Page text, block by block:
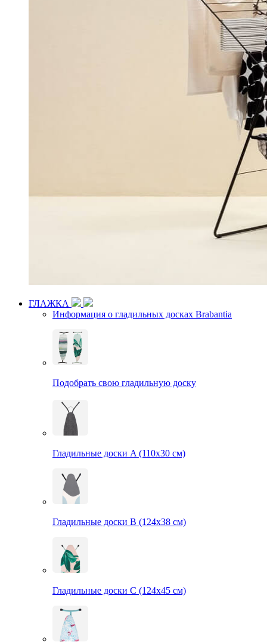
ГЛАЖКА
Информация о гладильных досках Brabantia
Подобрать свою гладильную доску
Гладильные доски A (110х30 см)
Гладильные доски B (124х38 см)
Гладильные доски С (124х45 см)